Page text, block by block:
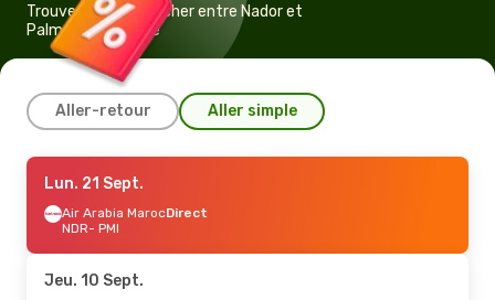
Trouvez un vol pas cher entre Nador et
Palma de Majorque
Aller-retour Aller simple
Ven. 18 Sept.
Air Arabia MarocDirect
NDR- PMI
PMI- NDR
Lun. 21 Sept.
Air Arabia MarocDirect
NDR- PMI
Jeu. 10 Sept.